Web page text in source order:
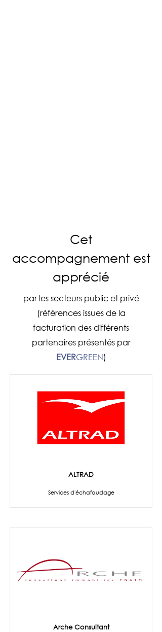
Cet
accompagnement est
apprécié
par les secteurs public et privé
(références issues de la
facturation des différents
partenaires présentés par
EVERGREEN)
ALTRAD
Services d'échafaudage
Arche Consultant